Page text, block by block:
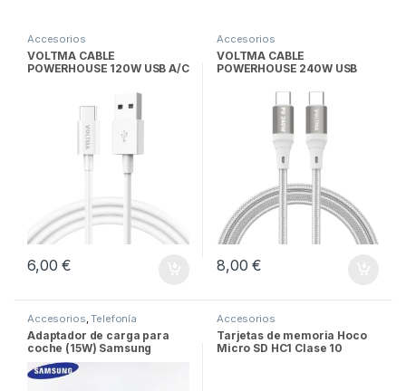
Accesorios
VOLTMA CABLE
POWERHOUSE 120W USB A/C
6,00€
Accesorios
VOLTMA CABLE
POWERHOUSE 240W USB
8,00€
Accesorios ,Telefonía
Adaptador de carga para
coche (15W) Samsung
Accesorios
Tarjetas de memoria Hoco
Micro SD HC1 Clase 10